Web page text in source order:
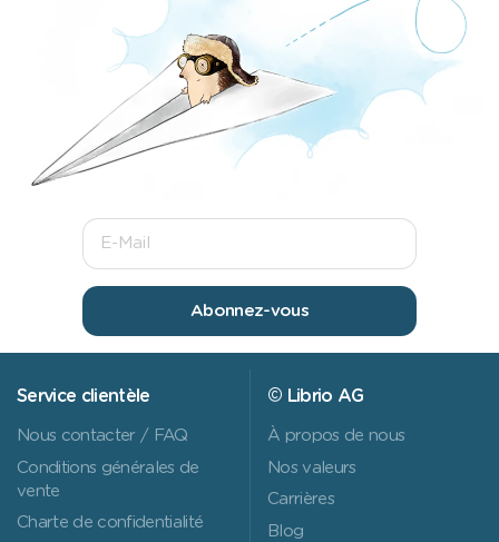
Abonnez-vous
Service clientèle
Nous contacter / FAQ
Conditions générales de
vente
Charte de confidentialité
© Librio AG
À propos de nous
Nos valeurs
Carrières
Blog